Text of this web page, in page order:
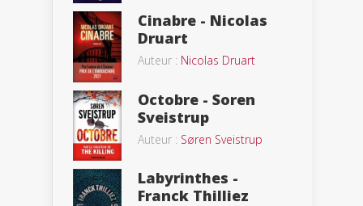
Cinabre - Nicolas
Druart
Auteur : Nicolas Druart
Octobre - Soren
Sveistrup
Auteur : Søren Sveistrup
Labyrinthes -
Franck Thilliez